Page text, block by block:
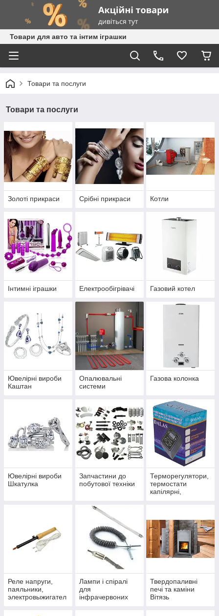
Товари для авто та інтим іграшки
Товари та послуги
Товари та послуги
Золоті прикраси Срібні прикраси Котли
Інтимні іграшки Електрообігрівачі Газовий котел
Ювелірні вироби
Каштан
Опалювальні
системи
Газова колонка
Ювелірні вироби
Шкатулка
Запчастини до
побутової техніки
Терморегулятори,
термостати
капілярні,
Реле напруги,
паяльники,
электровыжигател
Лампи і спіралі
для
інфрачервоних
Твердопаливні
печі та каміни
Вiтязь